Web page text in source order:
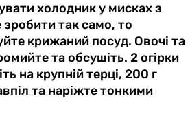
холодник у мисках з
так само, то
крижаний посуд. Овочі та
та обсушіть. 2 огірки
на крупній терці, 200 г
та наріжте тонкими